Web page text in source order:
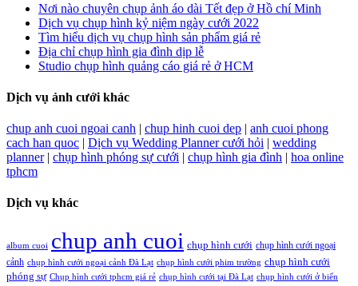
Nơi nào chuyên chụp ảnh áo dài Tết đẹp ở Hồ chí Minh
Dịch vụ chụp hình kỷ niệm ngày cưới 2022
Tìm hiểu dịch vụ chụp hình sản phẩm giá rẻ
Địa chỉ chụp hình gia đình dịp lễ
Studio chụp hình quảng cáo giá rẻ ở HCM
Dịch vụ ảnh cưới khác
chup anh cuoi ngoai canh | chup hinh cuoi dep | anh cuoi phong
cach han quoc | Dịch vụ Wedding Planner cưới hỏi | wedding
planner| chụp hình phóng sự cưới | chụp hình gia đình | hoa online
tphcm
Dịch vụ khác
album cuoi chup anh cuoi chụp hình cưới chụp hình cưới ngoại
cảnh chụp hình cưới ngoại cảnh Đà Lạt chụp hình cưới phim trường chụp hình cưới
phóng sự Chụp hình cưới tphcm giá rẻ chụp hình cưới tại Đà Lạt chụp hình cưới ở biển